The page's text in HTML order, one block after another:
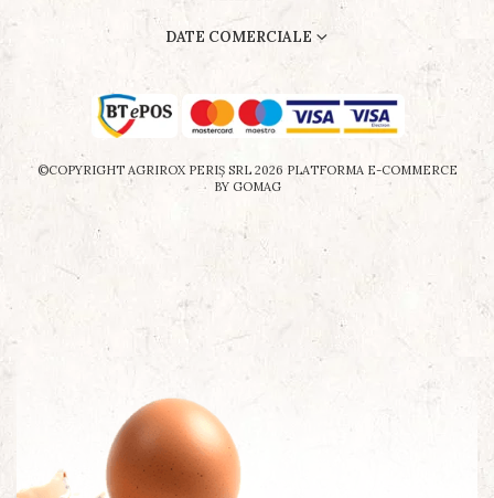
DATE COMERCIALE
©COPYRIGHT AGRIROX PERIŞ SRL 2026 PLATFORMA E-COMMERCE
BY GOMAG